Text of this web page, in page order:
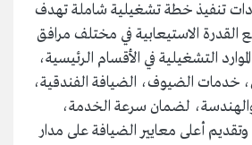
تنفيذ خطة تشغيلية شاملة تهدف
القدرة الاستيعابية في مختلف مرافق
التشغيلية في الأقسام الرئيسية،
خدمات الضيوف، الضيافة الفندقية،
والهندسة، لضمان سرعة الخدمة،
أعلى معايير الضيافة على مدار